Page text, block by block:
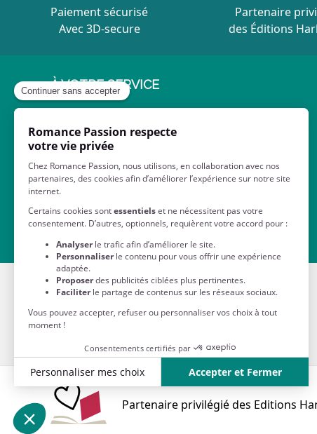
Paiement sécurisé
Avec 3D-secure
Partenaire
des Éditions
À VOTRE SERVICE
Contactez-nous
QUI SOMMES-NOUS ?
A propos
Partenaire privilégié des Editions